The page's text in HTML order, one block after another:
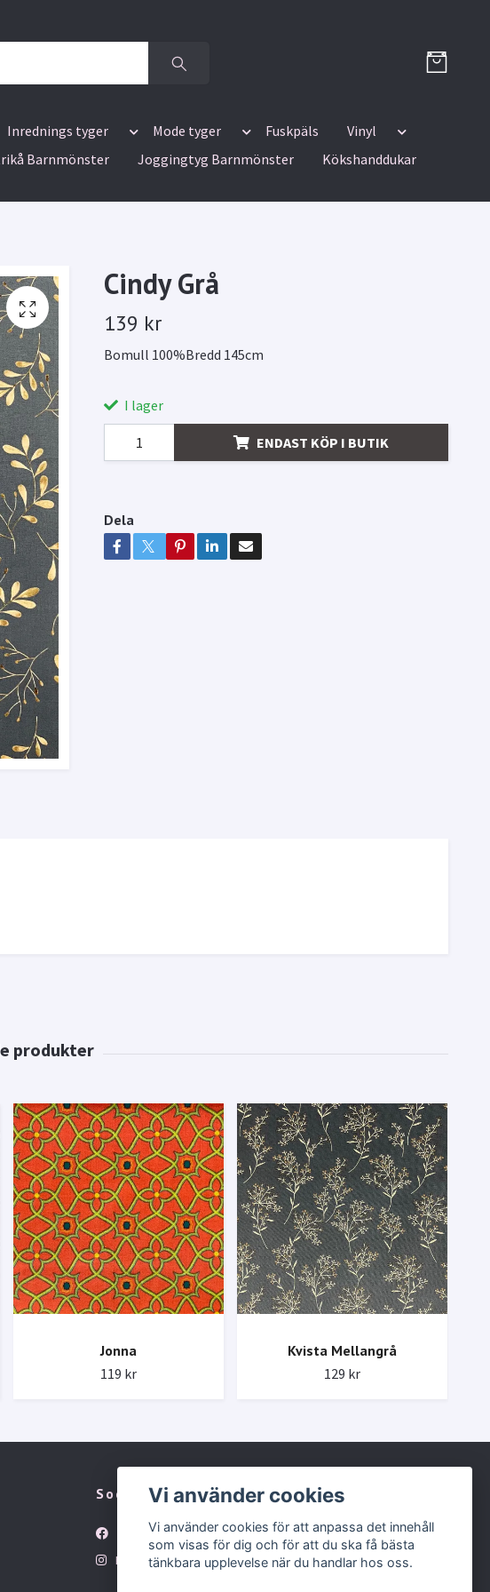
Inrednings tyger Mode tyger Fuskpäls
Vinyl
Barnmönster Joggingtyg Barnmönster
Kökshanddukar
Cindy Grå
139 kr
Bomull 100%Bredd 145cm
I lager
ENDAST KÖP I BUTIK
Dela
Jonna
119 kr
Kvista Mellangrå
129 kr
Sociala medier
Facebook
Instagram
Vi använder cookies
Vi använder cookies för att anpassa det innehåll
som visas för dig och för att du ska få bästa
tänkbara upplevelse när du handlar hos oss.